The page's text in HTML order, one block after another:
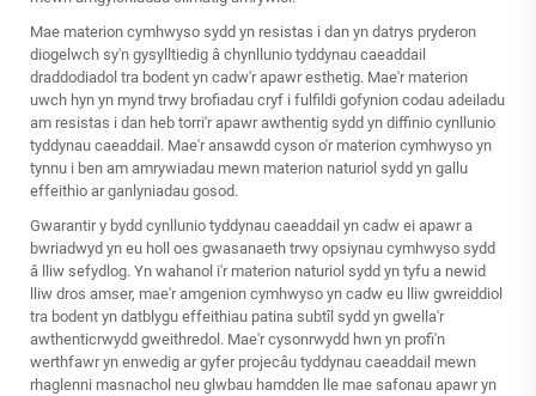
Mae materion cymhwyso sydd yn resistas i dan yn datrys pryderon
diogelwch sy'n gysylltiedig â chynllunio tyddynau caeaddail
draddodiadol tra bodent yn cadw'r apawr esthetig. Mae'r materion
uwch hyn yn mynd trwy brofiadau cryf i fulfildi gofynion codau adeiladu
am resistas i dan heb torri'r apawr awthentig sydd yn diffinio cynllunio
tyddynau caeaddail. Mae'r ansawdd cyson o'r materion cymhwyso yn
tynnu i ben am amrywiadau mewn materion naturiol sydd yn gallu
effeithio ar ganlyniadau gosod.
Gwarantir y bydd cynllunio tyddynau caeaddail yn cadw ei apawr a
bwriadwyd yn eu holl oes gwasanaeth trwy opsiynau cymhwyso sydd
â lliw sefydlog. Yn wahanol i'r materion naturiol sydd yn tyfu a newid
lliw dros amser, mae'r amgenion cymhwyso yn cadw eu lliw gwreiddiol
tra bodent yn datblygu effeithiau patina subtîl sydd yn gwella'r
awthenticrwydd gweithredol. Mae'r cysonrwydd hwn yn profi'n
werthfawr yn enwedig ar gyfer projecâu tyddynau caeaddail mewn
rhaglenni masnachol neu glwbau hamdden lle mae safonau apawr yn